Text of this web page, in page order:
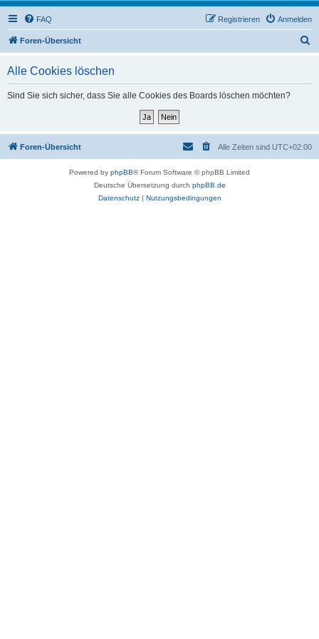
FAQ Anmelden
Registrieren
Foren-Übersicht
Alle Cookies löschen
Sind Sie sich sicher, dass Sie alle Cookies des Boards löschen möchten?
Foren-Übersicht Alle Zeiten sind UTC+02:00
Powered by phpBB® Forum Software © phpBB Limited
Deutsche Übersetzung durch phpBB.de
Datenschutz| Nutzungsbedingungen